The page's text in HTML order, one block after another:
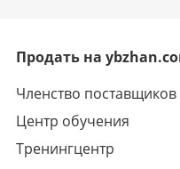
Продать на
Членство поставщиков
Центр обучения
Тренингцентр